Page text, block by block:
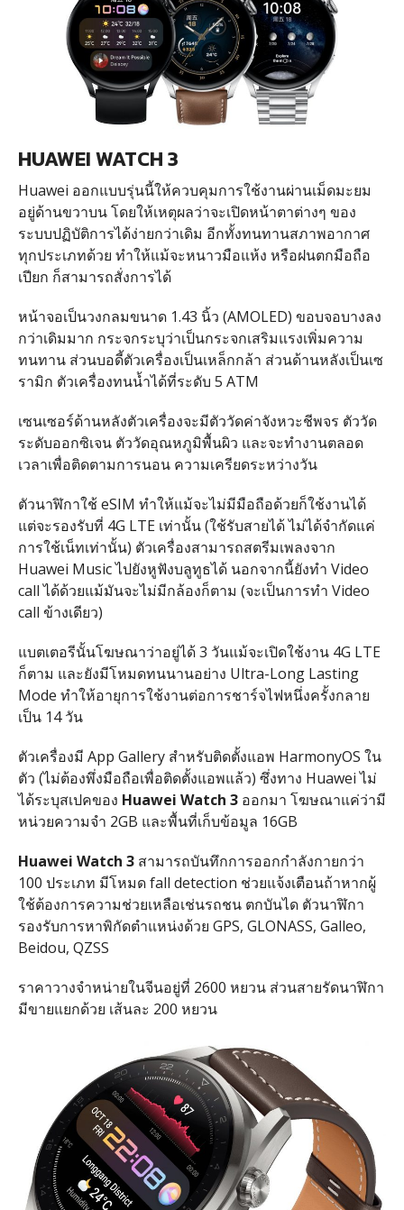
HUAWEI WATCH 3
Huawei ออกแบบรุ่นนี้ให้ควบคุมการใช้งานผ่านเม็ดมะยม
อยู่ด้านขวาบน​ โดยให้เหตุผลว่าจะเปิดหน้าตาต่างๆ ของ
ระบบปฏิบัติการได้ง่ายกว่าเดิม อีกทั้งทนทานสภาพอากาศ
ทุกประเภทด้วย ทำให้แม้จะหนาวมือแห้ง หรือฝนตกมือถือ
เปียก ก็สามารถสั่งการได้
หน้าจอเป็นวงกลมขนาด 1.43 นิ้ว (AMOLED) ขอบจอบางลง
กว่าเดิมมาก กระจกระบุว่าเป็นกระจกเสริมแรงเพิ่มความ
ทนทาน ส่วนบอดี้ตัวเครื่องเป็นเหล็กกล้า ส่วนด้านหลังเป็นเซ
รามิก ตัวเครื่องทนน้ำได้ที่ระดับ 5 ATM
เซนเซอร์ด้านหลังตัวเครื่องจะมีตัววัดค่าจังหวะชีพจร ตัววัด
ระดับออกซิเจน ตัววัดอุณหภูมิพื้นผิว และจะทำงานตลอด
เวลาเพื่อติดตามการนอน ความเครียดระหว่างวัน
ตัวนาฬิกาใช้ eSIM ทำให้แม้จะไม่มีมือถือด้วยก็ใช้งานได้
แต่จะรองรับที่ 4G LTE เท่านั้น (ใช้รับสายได้ ไม่ได้จำกัดแค่
การใช้เน็ทเท่านั้น) ตัวเครื่องสามารถสตรีมเพลงจาก
Huawei Music ไปยังหูฟังบลูทูธได้ นอกจากนี้ยังทำ Video
call ได้ด้วยแม้มันจะไม่มีกล้องก็ตาม (จะเป็นการทำ Video
call ข้างเดียว)
แบตเตอรีนั้นโฆษณาว่าอยู่ได้ 3 วันแม้จะเปิดใช้งาน 4G LTE
ก็ตาม และยังมีโหมดทนนานอย่าง Ultra-Long Lasting
Mode ทำให้อายุการใช้งานต่อการชาร์จไฟหนึ่งครั้งกลาย
เป็น 14 วัน
ตัวเครื่องมี App Gallery สำหรับติดตั้งแอพ HarmonyOS ใน
ตัว (ไม่ต้องพึ่งมือถือเพื่อติดตั้งแอพแล้ว) ซึ่งทาง Huawei ไม่
ได้ระบุสเปคของ Huawei Watch 3ออกมา โฆษณาแค่ว่ามี
หน่วยความจำ 2GB และพื้นที่เก็บข้อมูล 16GB
Huawei Watch 3สามารถบันทึกการออกกำลังกายกว่า
100 ประเภท มีโหมด fall detection ช่วยแจ้งเตือนถ้าหากผู้
ใช้ต้องการความช่วยเหลือเช่นรถชน ตกบันได ตัวนาฬิกา
รองรับการหาพิกัดตำแหน่งด้วย GPS, GLONASS, Galleo,
Beidou, QZSS
ราคาวางจำหน่ายในจีนอยู่ที่ 2600 หยวน ส่วนสายรัดนาฬิกา
มีขายแยกด้วย เส้นละ 200 หยวน